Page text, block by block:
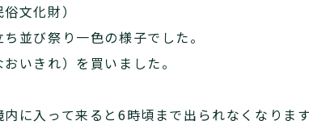
文化財）
並び祭り一色の様子でした。
いきれ）を買いました。
に入って来ると6時頃まで出られなくなりま